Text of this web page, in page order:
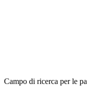
Campo di ricerca per le